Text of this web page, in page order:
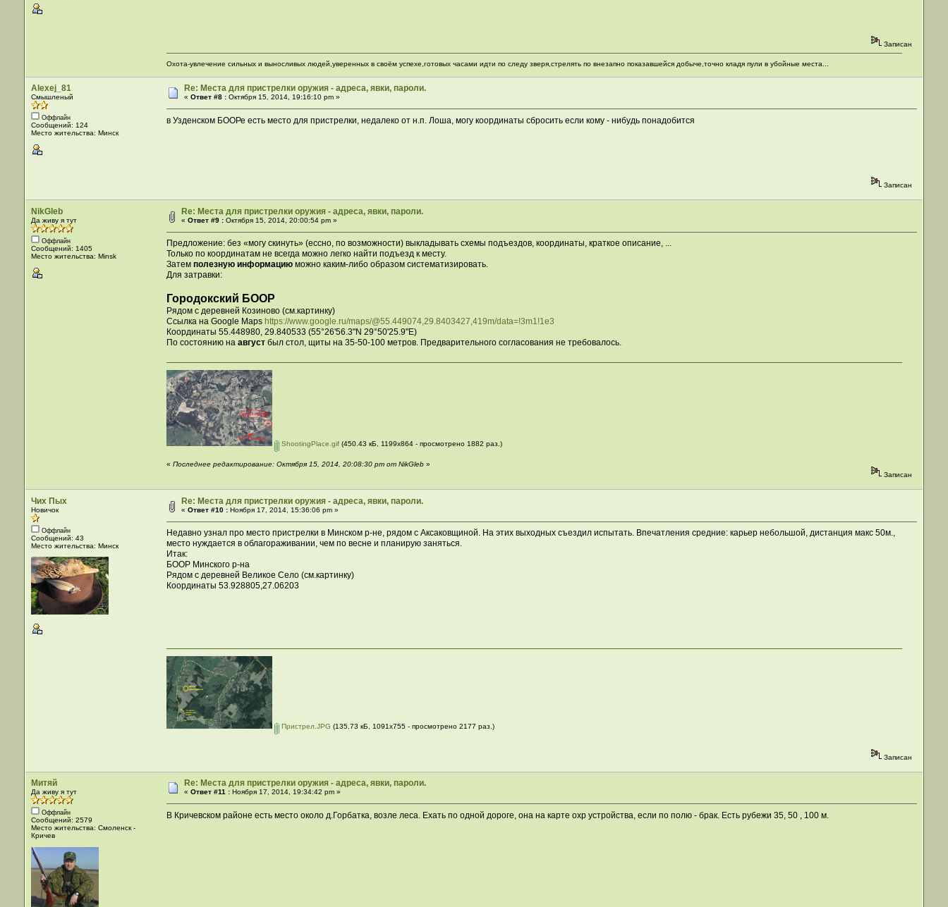
Записан
Охота-увлечение сильных и выносливых людей,уверенных в своём успехе,готовых часами идти по следу зверя,стрелять по внезапно показавшейся добыче,точно кладя пули в убойные места...
Alexej_81
Смышленый
Оффлайн
Сообщений: 124
Место жительства: Минск
Re: Места для пристрелки оружия - адреса, явки, пароли.
« Ответ #8 :Октября 15, 2014, 19:16:10 pm »
в Узденском БООРе есть место для пристрелки, недалеко от н.п. Лоша, могу координаты сбросить если кому - нибудь понадобится
Записан
NikGleb
Да живу я тут
Оффлайн
Сообщений: 1405
Место жительства: Minsk
Re: Места для пристрелки оружия - адреса, явки, пароли.
« Ответ #9 :Октября 15, 2014, 20:00:54 pm »
Предложение: без «могу скинуть» (ессно, по возможности) выкладывать схемы подъездов, координаты, краткое описание, ...
Только по координатам не всегда можно легко найти подъезд к месту.
Затем полезную информациюможно каким-либо образом систематизировать.
Для затравки:
Городокский БООР
Рядом с деревней Козиново (см.картинку)
Ссылка на Google Maps https://www.google.ru/maps/@55.449074,29.8403427,419m/data=!3m1!1e3
Координаты 55.448980, 29.840533 (55°26'56.3"N 29°50'25.9"E)
По состоянию на август был стол, щиты на 35-50-100 метров. Предварительного согласования не требовалось.
ShootingPlace.gif(450.43 кБ, 1199x864 - просмотрено 1882 раз.)
« Последнее редактирование: Октября 15, 2014, 20:08:30 pm от NikGleb»
Записан
Чих Пых
Новичок
Оффлайн
Сообщений: 43
Место жительства: Минск
Re: Места для пристрелки оружия - адреса, явки, пароли.
« Ответ #10 :Ноября 17, 2014, 15:36:06 pm »
Недавно узнал про место пристрелки в Минском р-не, рядом с Аксаковщиной. На этих выходных съездил испытать. Впечатления средние: карьер небольшой, дистанция макс 50м.,
место нуждается в облагораживании, чем по весне и планирую заняться.
Итак:
БООР Минского р-на
Рядом с деревней Великое Село (см.картинку)
Координаты 53.928805,27.06203
Пристрел.JPG (135.73 кБ, 1091x755 - просмотрено 2177 раз.)
Записан
Митяй
Да живу я тут
Оффлайн
Сообщений: 2579
Место жительства: Смоленск -
Кричев
Re: Места для пристрелки оружия - адреса, явки, пароли.
« Ответ #11 :Ноября 17, 2014, 19:34:42 pm »
В Кричевском районе есть место около д.Горбатка, возле леса. Ехать по одной дороге, она на карте охр устройства, если по полю - брак. Есть рубежи 35, 50 , 100 м.